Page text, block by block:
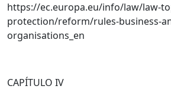
https://ec.europa.eu/info/law/law-
protection/reform/rules-business-
organisations_en
CAPÍTULO IV